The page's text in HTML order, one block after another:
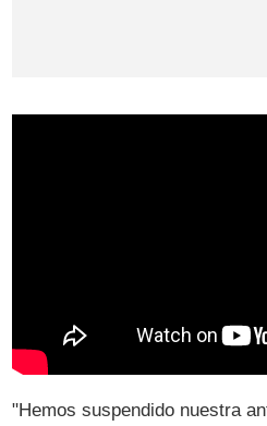
"Hemos suspendido nuestra